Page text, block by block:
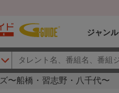
ジャンル
〜船橋・習志野・八千代〜